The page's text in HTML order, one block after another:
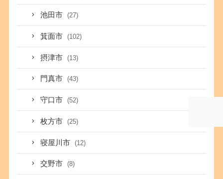
池田市 (27)
箕面市 (102)
摂津市 (13)
門真市 (43)
守口市 (52)
枚方市 (25)
寝屋川市 (12)
交野市 (8)